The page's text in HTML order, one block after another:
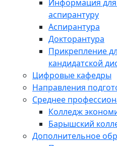
Информация
аспирантуру
Аспирантура
Докторантура
Прикрепление
кандидатской
Цифровые кафедры
Направления
Среднее
Колледж
Барышский
Дополнительное